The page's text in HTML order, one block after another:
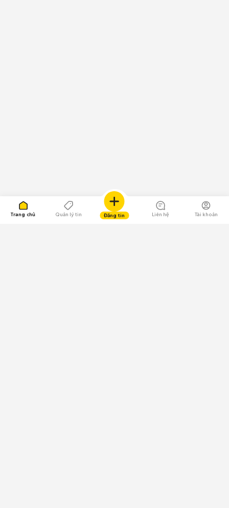
Trang chủ Quản lý tin Đăng tin Liên hệ Tài khoản